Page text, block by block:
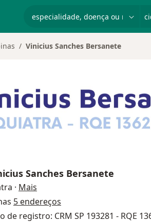
Vinicius Sanches Bersanete
Sanches Bersanete
· Mais
5 endereços
de registro: CRM SP 193281 - RQE